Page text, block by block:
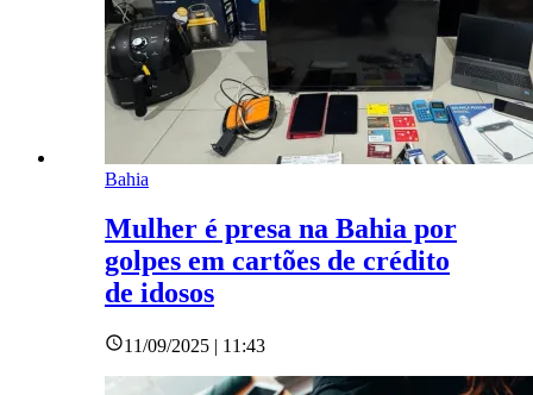
Bahia
Mulher é presa na Bahia por
golpes em cartões de crédito
de idosos
11/09/2025 | 11:43